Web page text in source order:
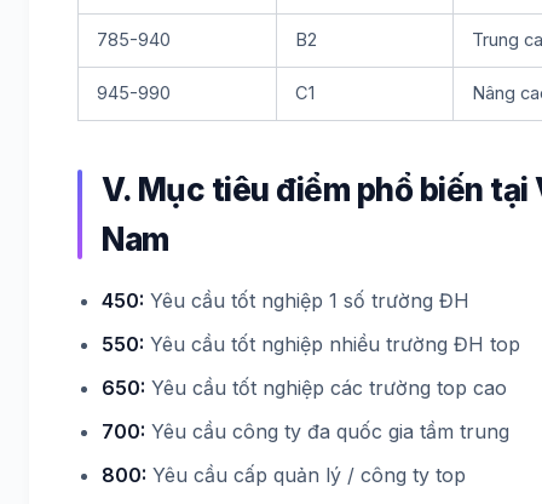
785-940 B2 Trung
945-990 C1 Nâng
V. Mục tiêu điểm phổ biến tại
Nam
450: Yêu cầu tốt nghiệp 1 số trường ĐH
550: Yêu cầu tốt nghiệp nhiều trường ĐH top
650: Yêu cầu tốt nghiệp các trường top cao
700: Yêu cầu công ty đa quốc gia tầm trung
800: Yêu cầu cấp quản lý / công ty top